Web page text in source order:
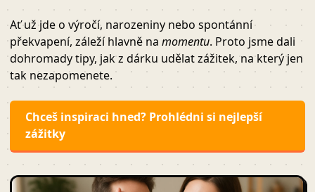
Ať už jde o výročí, narozeniny nebo spontánní
překvapení, záleží hlavně na momentu. Proto jsme dali
dohromady tipy, jak z dárku udělat zážitek, na který jen
tak nezapomenete.
Chceš inspiraci hned? Prohlédni si nejlepší
zážitky